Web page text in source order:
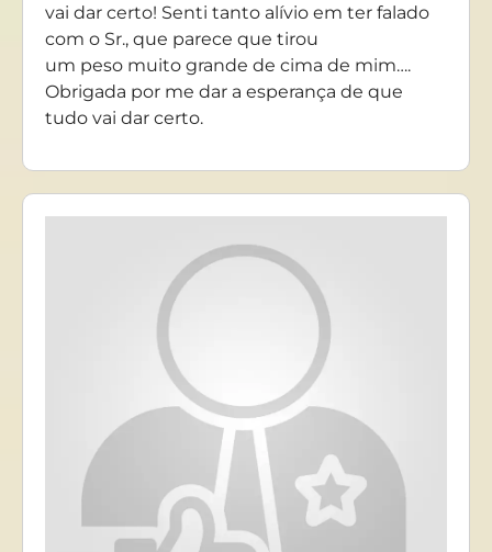
vai dar certo! Senti tanto alívio em ter falado
com o Sr., que parece que tirou
um peso muito grande de cima de mim….
Obrigada por me dar a esperança de que
tudo vai dar certo.